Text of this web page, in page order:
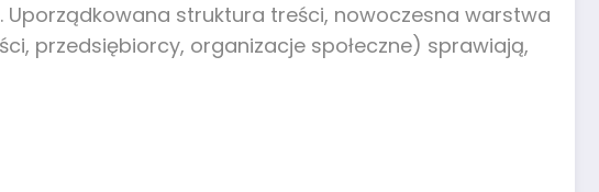
struktura treści, nowoczesna warstwa
przedsiębiorcy, organizacje społeczne) sprawiają,